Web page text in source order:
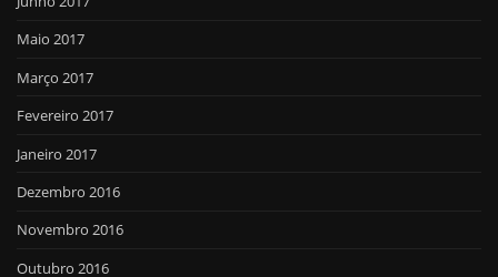
Maio 2017
Março 2017
Fevereiro 2017
Janeiro 2017
Dezembro 2016
Novembro 2016
Outubro 2016